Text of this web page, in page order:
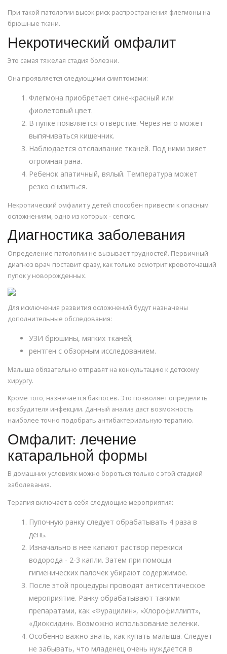
При такой патологии высок риск распространения флегмоны на
брюшные ткани.
Некротический омфалит
Это самая тяжелая стадия болезни.
Она проявляется следующими симптомами:
Флегмона приобретает сине-красный или
фиолетовый цвет.
В пупке появляется отверстие. Через него может
выпячиваться кишечник.
Наблюдается отслаивание тканей. Под ними зияет
огромная рана.
Ребенок апатичный, вялый. Температура может
резко снизиться.
Некротический омфалит у детей способен привести к опасным
осложнениям, одно из которых - сепсис.
Диагностика заболевания
Определение патологии не вызывает трудностей. Первичный
диагноз врач поставит сразу, как только осмотрит кровоточащий
пупок у новорожденных.
Для исключения развития осложнений будут назначены
дополнительные обследования:
УЗИ брюшины, мягких тканей;
рентген с обзорным исследованием.
Малыша обязательно отправят на консультацию к детскому
хирургу.
Кроме того, назначается бакпосев. Это позволяет определить
возбудителя инфекции. Данный анализ даст возможность
наиболее точно подобрать антибактериальную терапию.
Омфалит: лечение
катаральной формы
В домашних условиях можно бороться только с этой стадией
заболевания.
Терапия включает в себя следующие мероприятия:
Пупочную ранку следует обрабатывать 4 раза в
день.
Изначально в нее капают раствор перекиси
водорода - 2-3 капли. Затем при помощи
гигиенических палочек убирают содержимое.
После этой процедуры проводят антисептическое
мероприятие. Ранку обрабатывают такими
препаратами, как «Фурацилин», «Хлорофиллипт»,
«Диоксидин». Возможно использование зеленки.
Особенно важно знать, как купать малыша. Следует
не забывать, что младенец очень нуждается в